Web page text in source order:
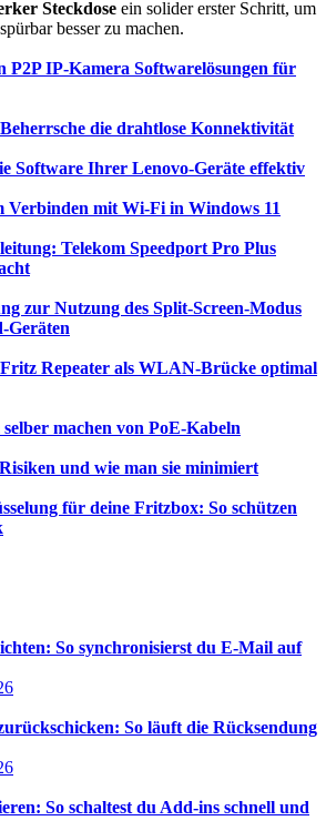
Steckdose ein solider erster Schritt, um
besser zu machen.
P2P IP-Kamera Softwarelösungen für
die drahtlose Konnektivität
Software Ihrer Lenovo-Geräte effektiv
Verbinden mit Wi-Fi in Windows 11
Telekom Speedport Pro Plus
zur Nutzung des Split-Screen-Modus
Geräten
Repeater als WLAN-Brücke optimal
machen von PoE-Kabeln
und wie man sie minimiert
für deine Fritzbox: So schützen
So synchronisierst du E-Mail auf
So läuft die Rücksendung
So schaltest du Add-ins schnell und